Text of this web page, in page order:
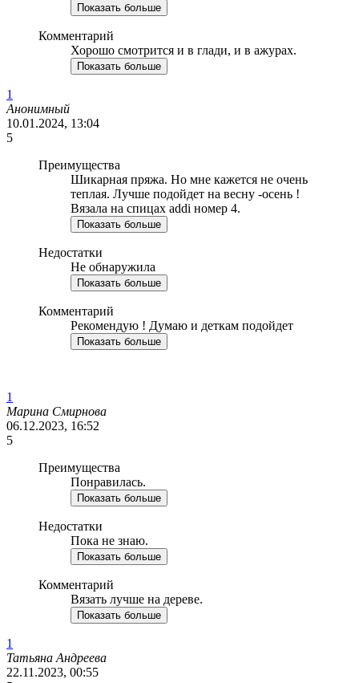
Показать больше
Комментарий
Хорошо смотрится и в глади, и в ажурах.
Показать больше
1
Анонимный
10.01.2024, 13:04
5
Преимущества
Шикарная пряжа. Но мне кажется не очень
теплая. Лучше подойдет на весну -осень !
Вязала на спицах addi номер 4.
Показать больше
Недостатки
Не обнаружила
Показать больше
Комментарий
Рекомендую ! Думаю и деткам подойдет
Показать больше
1
Марина Смирнова
06.12.2023, 16:52
5
Преимущества
Понравилась.
Показать больше
Недостатки
Пока не знаю.
Показать больше
Комментарий
Вязать лучше на дереве.
Показать больше
1
Татьяна Андреева
22.11.2023, 00:55